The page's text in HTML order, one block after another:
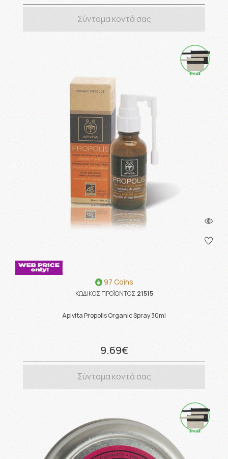
Σύντομα κοντά σας
97 Coins
ΚΩΔΙΚΟΣ ΠΡΟΪΟΝΤΟΣ:21515
Apivita Propolis Organic Spray 30ml
9.69€
Σύντομα κοντά σας